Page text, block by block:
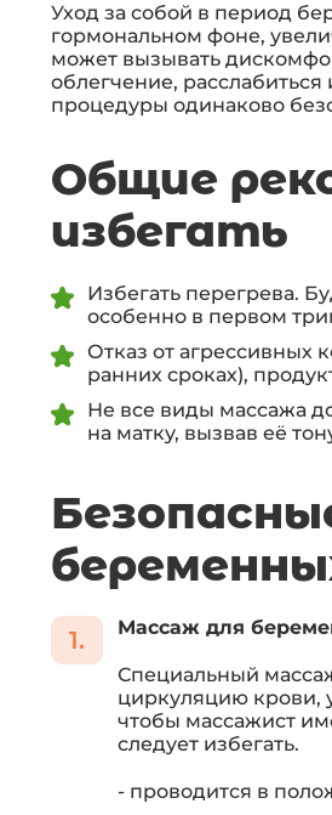
Уход за собой в период
гормональном фоне,
может вызывать
облегчение,
процедуры одинаково
Общие
избегать
Избегать перегрева.
особенно в первом
Отказ от агрессивных
ранних сроках),
Не все виды массажа
на матку, вызвав её
Массаж для
Специальный
циркуляцию крови,
чтобы массажист
следует избегать.
- проводится в